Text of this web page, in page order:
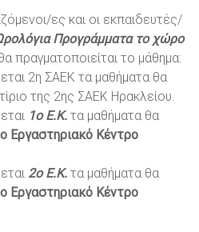
ες και οι εκπαιδευτές/
Προγράμματα το χώρο
πραγματοποιείται το μάθημα:
2η ΣΑΕΚ τα μαθήματα θα
της 2ης ΣΑΕΚ Ηρακλείου.
1ο Ε.Κ. τα μαθήματα θα
Εργαστηριακό Κέντρο
2ο Ε.Κ. τα μαθήματα θα
Εργαστηριακό Κέντρο